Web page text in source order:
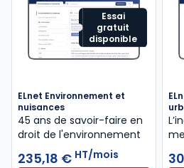
Essai
gratuit
disponible
ELnet Environnement et
nuisances
45 ans de savoir-faire en
droit de l'environnement
235,18 € HT/mois